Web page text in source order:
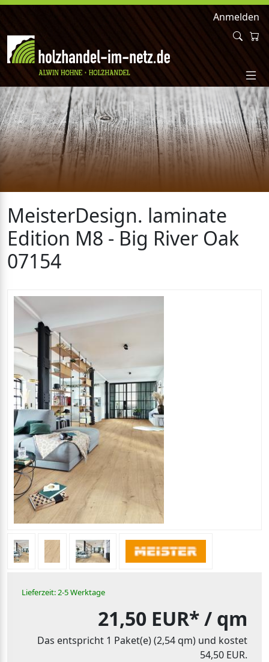
Anmelden
MeisterDesign. laminate
Edition M8 - Big River Oak
07154
Lieferzeit: 2-5 Werktage
21,50 EUR*/ qm
Das entspricht 1 Paket(e) (2,54 qm) und kostet
54,50 EUR.